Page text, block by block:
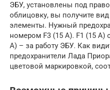
ЭБУ, установлены под
облицовку, вы получите
элементы. Нужный
номером F3 (15 A). F1 (15 А)
А) – за работу ЭБУ. Как
предохранители Лада
цветовой маркировкой,